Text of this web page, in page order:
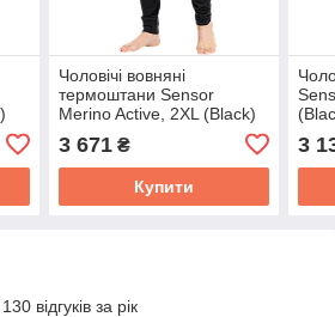
Чоловічі вовняні
термоштани Sensor
Merino Active, 2XL (Black)
3 671₴
Купити
3
відгуків за рік